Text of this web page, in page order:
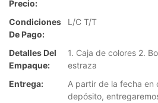
Precio:
Condiciones
De Pago:
L/C T/T
Detalles Del
Empaque:
1. Caja de colores 2.
estraza
Entrega:
A partir de la fecha en
depósito,